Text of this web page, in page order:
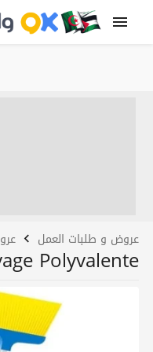
عروض و طلبات العمل
Polyvalente